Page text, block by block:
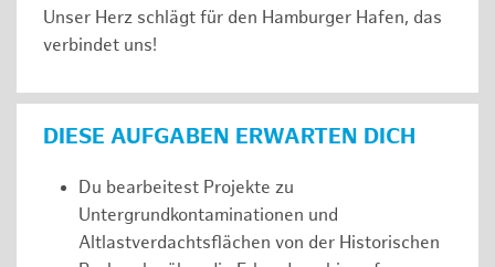
Unser Herz schlägt für den Hamburger Hafen, das
verbindet uns!
DIESE AUFGABEN ERWARTEN DICH
Du bearbeitest Projekte zu
Untergrundkontaminationen und
Altlastverdachtsflächen von der Historischen